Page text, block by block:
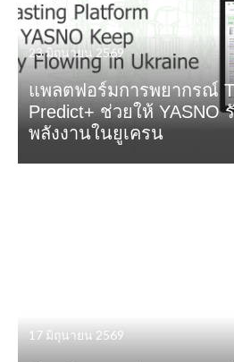
23 มิถุนายน 2569
แพลตฟอร์มการพยากรณ์
Predict+ ช่วยให้ YASNO
พลังงานในยูเครน
17 มิถุนายน 2569